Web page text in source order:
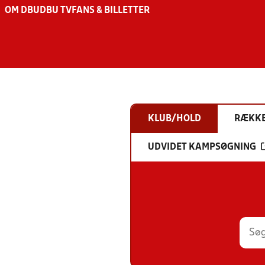
OM DBU DBU TV FANS & BILLETTER
KLUB/HOLD
UDVIDET KAMPSØGNING